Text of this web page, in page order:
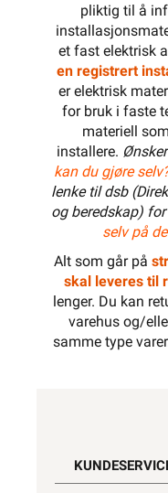
pliktig til å
et fast elektrisk
en registrert
er elektrisk
for bruk i faste
materiell
installere.
kan du gjøre
lenke til dsb
og beredskap) for
selv på
Alt som går på
skal leveres til
lenger. Du kan
varehus og/
samme type